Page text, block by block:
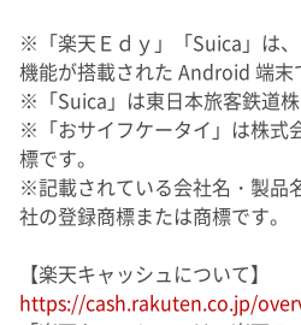
※「楽天Ｅｄｙ」「Suica」は
機能が搭載された Android 端末
※「Suica」は東日本旅客鉄道
※「おサイフケータイ」は株式
標です。
※記載されている会社名・製品
社の登録商標または商標です。
【楽天キャッシュについて】
https://cash.rakuten.co.jp/